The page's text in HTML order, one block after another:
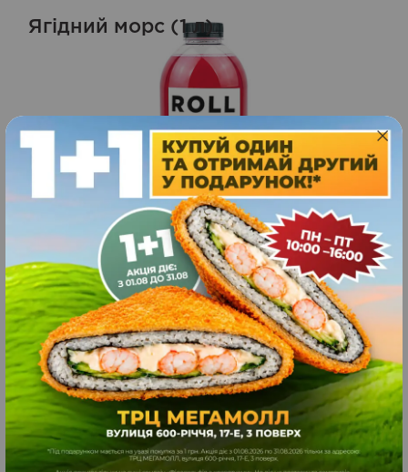
Ягідний морс (1 л)
1000мл ЗАМОВИТИ
Pepsi (750мл)